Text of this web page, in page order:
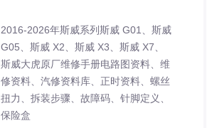
2016-2026年斯威系列斯威 G01、斯威
G05、斯威 X2、斯威 X3、斯威 X7、
斯威大虎原厂维修手册电路图资料、维
修资料、汽修资料库、正时资料、螺丝
扭力、拆装步骤、故障码、针脚定义、
保险盒